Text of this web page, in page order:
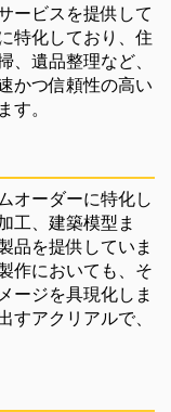
ービスを提供して
特化しており、住
遺品整理など、
かつ信頼性の高い
す。
オーダーに特化し
工、建築模型ま
品を提供していま
作においても、そ
ージを具現化しま
アクリアルで、